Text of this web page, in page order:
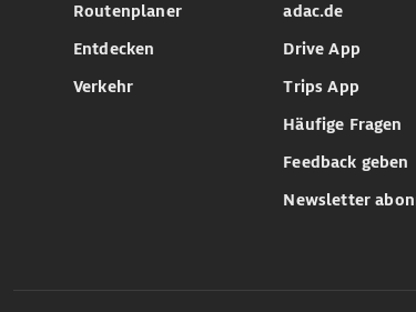
Routenplaner
Entdecken
Verkehr
adac.de
Drive App
Trips App
Häufige Fragen
Feedback geben
Newsletter